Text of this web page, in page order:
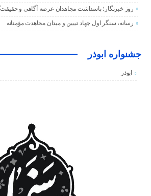
روز خبرنگار؛ پاسداشت مجاهدان عرصه آگاهی و
رسانه، سنگر اول جهاد تبیین و میدان مجاهدت مؤمنانه
جشنواره ابوذر
ابوذر